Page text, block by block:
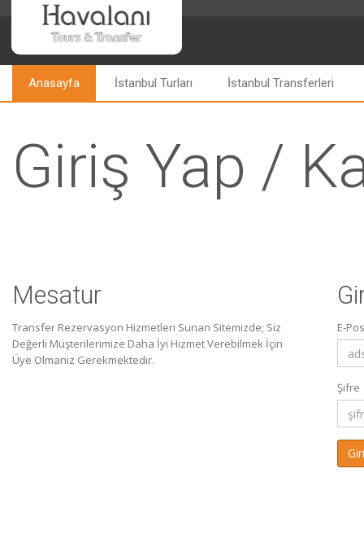
Anasayfa İstanbul Turları İstanbul Transferleri
Giriş Yap /
Mesatur
Transfer Rezervasyon Hizmetleri Sunan Sitemizde; Siz
Değerli Müşterilerimize Daha İyi Hizmet Verebilmek İçin
Üye Olmanız Gerekmektedir.
E-
Şifre